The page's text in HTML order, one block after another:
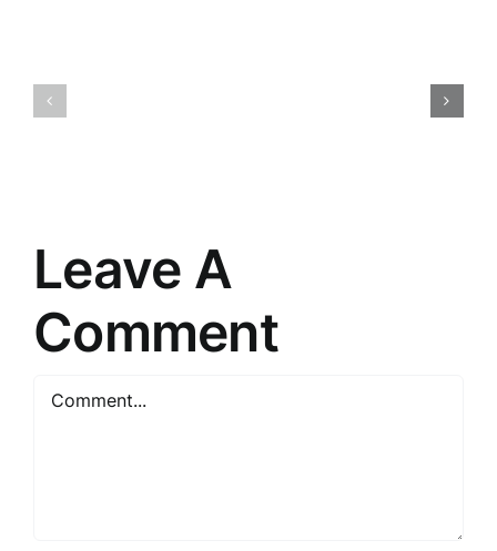
brīnumi:
Leave A
Comment
Comment